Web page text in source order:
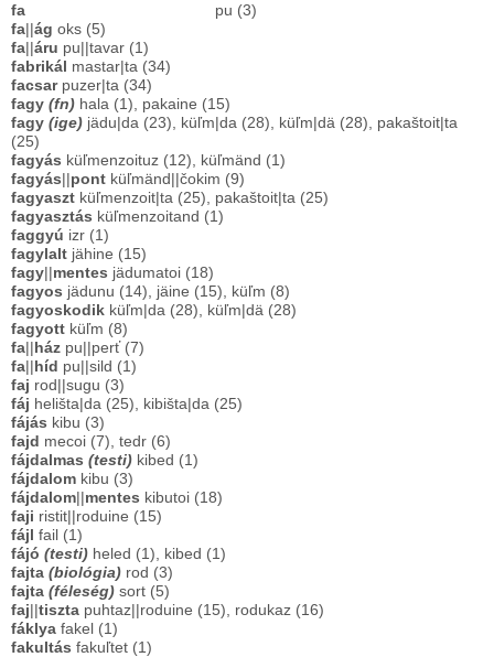
fa pu (3)
fa ág oks (5)
fa áru pu||tavar (1)
fabrikál mastar|ta (34)
facsar puzer|ta (34)
fagy (fn) hala (1), pakaine (15)
fagy (ige) jädu|da (23), küľm|da (28), küľm|dä (28), pakaštoit|ta
(25)
fagyás küľmenzoituz (12), küľmänd (1)
fagyás
pont küľmänd||čokim (9)
fagyaszt küľmenzoit|ta (25), pakaštoit|ta (25)
fagyasztás küľmenzoitand (1)
faggyú izr (1)
fagylalt jähine (15)
fagy mentes jädumatoi (18)
fagyos jädunu (14), jäine (15), küľm (8)
fagyoskodik küľm|da (28), küľm|dä (28)
fagyott küľm (8)
fa
ház pu||perť (7)
fa
híd pu||sild (1)
faj rod||sugu (3)
fáj helišta|da (25), kibišta|da (25)
fájás kibu (3)
fajd mecoi (7), tedr (6)
fájdalmas (testi) kibed (1)
fájdalom kibu (3)
fájdalom mentes kibutoi (18)
faji ristit||roduine (15)
fájl fail (1)
fájó (testi) heled (1), kibed (1)
fajta (biológia) rod (3)
fajta (féleség) sort (5)
faj tiszta puhtaz||roduine (15), rodukaz (16)
fáklya fakel (1)
fakultás fakuľtet (1)